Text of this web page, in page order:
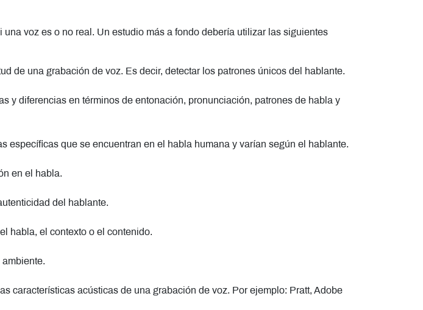
voz es o no real. Un estudio más a fondo debería utilizar las siguientes
de una grabación de voz. Es decir, detectar los patrones únicos del hablante.
y diferencias en términos de entonación, pronunciación, patrones de habla y
específicas que se encuentran en el habla humana y varían según el hablante.
en el habla.
del hablante.
habla, el contexto o el contenido.
características acústicas de una grabación de voz. Por ejemplo: Pratt, Adobe